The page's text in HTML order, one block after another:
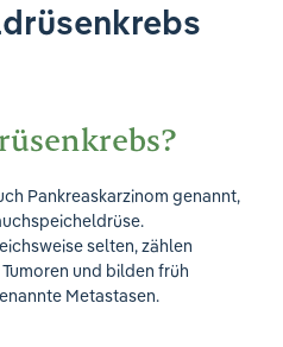
Pankreaskarzinom genannt,
selten, zählen
und bilden früh
Metastasen.